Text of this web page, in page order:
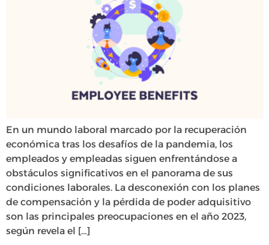
En un mundo laboral marcado por la recuperación
económica tras los desafíos de la pandemia, los
empleados y empleadas siguen enfrentándose a
obstáculos significativos en el panorama de sus
condiciones laborales. La desconexión con los planes
de compensación y la pérdida de poder adquisitivo
son las principales preocupaciones en el año 2023,
según revela el […]